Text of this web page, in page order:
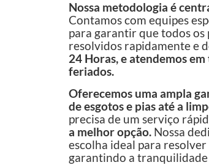
Nossa metodologia é
Contamos com equipes
para garantir que todos
resolvidos rapidamente e
24 Horas, e atendemos
feriados.
Oferecemos uma ampla
de esgotos e pias até a
precisa de um serviço
a melhor opção. Nossa
escolha ideal para
garantindo a tranquilidade